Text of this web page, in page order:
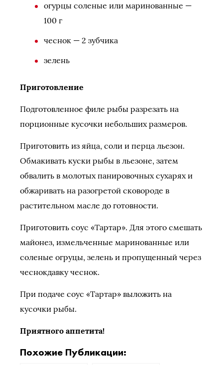
огурцы соленые или маринованные —
100 г
чеснок — 2 зубчика
зелень
Приготовление
Подготовленное филе рыбы разрезать на
порционные кусочки небольших размеров.
Приготовить из яйца, соли и перца льезон.
Обмакивать куски рыбы в льезоне, затем
обвалить в молотых панировочных сухарях и
обжаривать на разогретой сковороде в
растительном масле до готовности.
Приготовить соус «Тартар». Для этого смешать
майонез, измельченные маринованные или
соленые огруцы, зелень и пропущенный через
чеснокдавку чеснок.
При подаче соус «Тартар» выложить на
кусочки рыбы.
Приятного аппетита!
Похожие Публикации: